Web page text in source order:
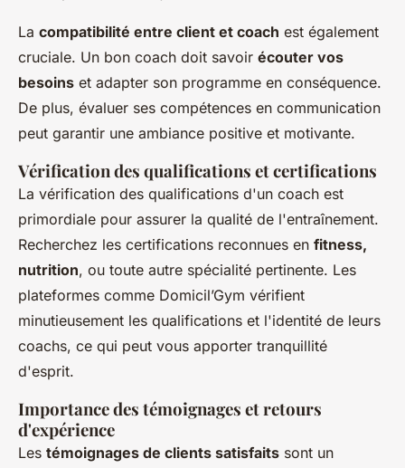
La compatibilité entre client et coach est également
cruciale. Un bon coach doit savoir écouter vos
besoins et adapter son programme en conséquence.
De plus, évaluer ses compétences en communication
peut garantir une ambiance positive et motivante.
Vérification des qualifications et certifications
La vérification des qualifications d'un coach est
primordiale pour assurer la qualité de l'entraînement.
Recherchez les certifications reconnues en fitness,
nutrition, ou toute autre spécialité pertinente. Les
plateformes comme Domicil’Gym vérifient
minutieusement les qualifications et l'identité de leurs
coachs, ce qui peut vous apporter tranquillité
d'esprit.
Importance des témoignages et retours
d'expérience
Les témoignages de clients satisfaits sont un